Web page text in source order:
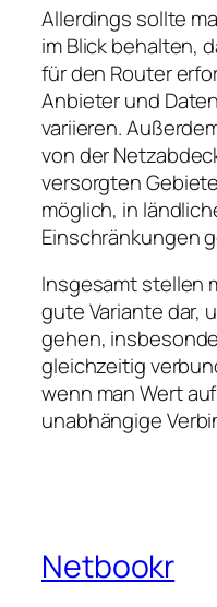
Allerdings sollte
im Blick behalten,
für den Router
Anbieter und
variieren.
von der
versorgten
möglich, in
Einschränkungen
Insgesamt stellen
gute Variante dar,
gehen,
gleichzeitig
wenn man Wert
unabhängige
Netbookr